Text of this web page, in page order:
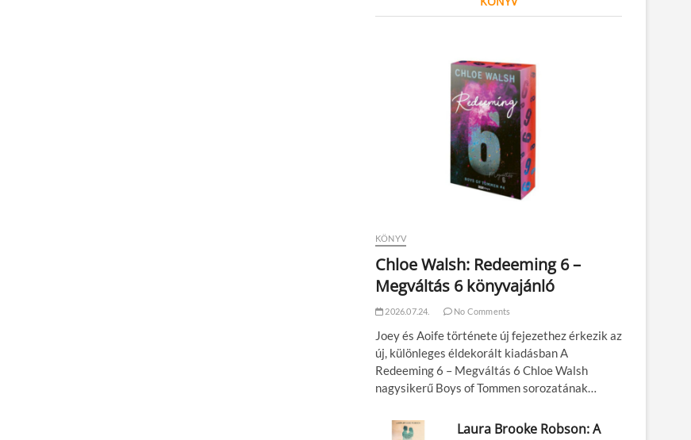
KÖNYV
Chloe Walsh: Redeeming 6 –
Megváltás 6 könyvajánló
2026.07.24. No Comments
Joey és Aoife története új fejezethez érkezik az
új, különleges éldekorált kiadásban A
Redeeming 6 – Megváltás 6 Chloe Walsh
nagysikerű Boys of Tommen sorozatának…
Laura Brooke Robson: A